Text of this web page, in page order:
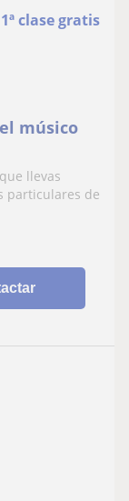
1ª clase gratis
músico
llevas
particulares de